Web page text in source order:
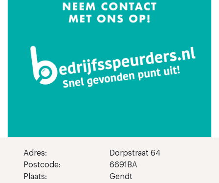
Adres:
Dorpstraat 64
Postcode:
6691BA
Plaats:
Gendt